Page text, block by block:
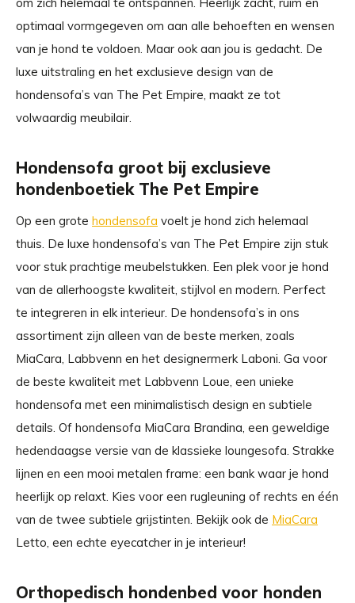
optimaal vormgegeven om aan alle behoeften en wensen
van je hond te voldoen. Maar ook aan jou is gedacht. De
luxe uitstraling en het exclusieve design van de
hondensofa’s van The Pet Empire, maakt ze tot
volwaardig meubilair.
Hondensofa groot bij exclusieve
hondenboetiek The Pet Empire
Op een grote hondensofa voelt je hond zich helemaal
thuis. De luxe hondensofa’s van The Pet Empire zijn stuk
voor stuk prachtige meubelstukken. Een plek voor je hond
van de allerhoogste kwaliteit, stijlvol en modern. Perfect
te integreren in elk interieur. De hondensofa’s in ons
assortiment zijn alleen van de beste merken, zoals
MiaCara, Labbvenn en het designermerk Laboni. Ga voor
de beste kwaliteit met Labbvenn Loue, een unieke
hondensofa met een minimalistisch design en subtiele
details. Of hondensofa MiaCara Brandina, een geweldige
hedendaagse versie van de klassieke loungesofa. Strakke
lijnen en een mooi metalen frame: een bank waar je hond
heerlijk op relaxt. Kies voor een rugleuning of rechts en één
van de twee subtiele grijstinten. Bekijk ook de MiaCara
Letto, een echte eyecatcher in je interieur!
Orthopedisch hondenbed voor honden